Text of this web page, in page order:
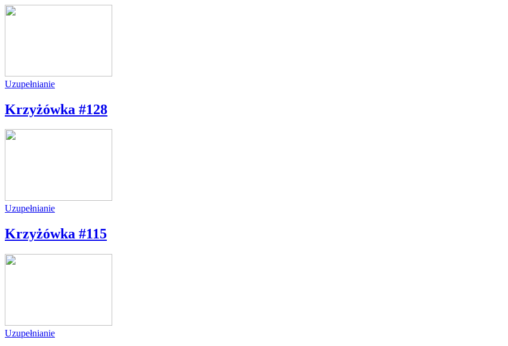
Uzupełnianie
Krzyżówka #128
Uzupełnianie
Krzyżówka #115
Uzupełnianie